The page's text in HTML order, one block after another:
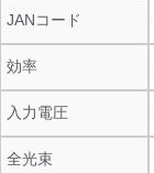
JANコード
効率
入力電圧
全光束